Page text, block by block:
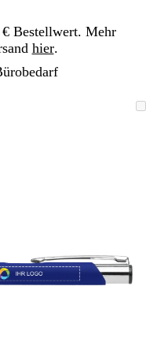
Bestellwert. Mehr
hier.